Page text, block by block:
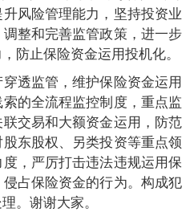
风险管理能力，坚持投资业
整和完善监管政策，进一步
防止保险资金运用投机化。
透监管，维护保险资金运用
的全流程监控制度，重点监
交易和大额资金运用，防范
东股权、另类投资等重点领
，严厉打击违法违规运用保
占保险资金的行为。构成犯
。谢谢大家。